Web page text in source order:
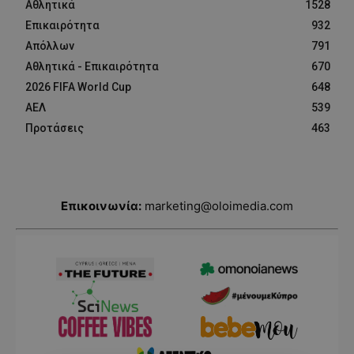
Αθλητικά
1528
Επικαιρότητα
932
Απόλλων
791
Αθλητικά - Επικαιρότητα
670
2026 FIFA World Cup
648
ΑΕΛ
539
Προτάσεις
463
Επικοινωνία: marketing@oloimedia.com